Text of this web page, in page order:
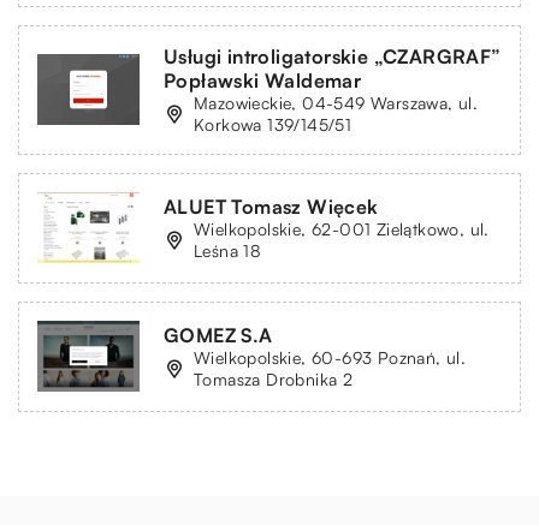
Usługi introligatorskie „CZARGRAF”
Popławski Waldemar
Mazowieckie, 04-549 Warszawa, ul.
Korkowa 139/145/51
ALUET Tomasz Więcek
Wielkopolskie, 62-001 Zielątkowo, ul.
Leśna 18
GOMEZ S.A
Wielkopolskie, 60-693 Poznań, ul.
Tomasza Drobnika 2